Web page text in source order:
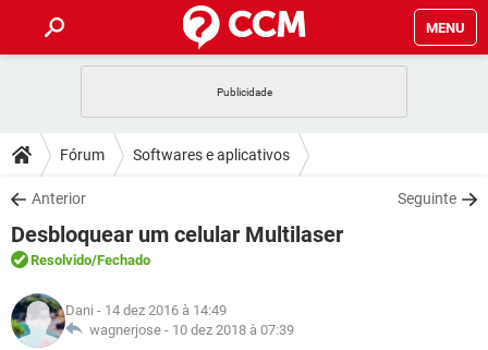
MENU
CELULAR FACEBOOK
OUTLOOK
INSTAGRAM GMAIL
GUIA DE COMPRAS
DICAS
JOGOS WHATSAPP
OUTLOOK
INSTAGRAM
GUIA DE COMPRAS
DOWNLOADS
JOGOS WHATSAPP
CELULAR
OUTLOOK
INSTAGRAM
FÓRUM
JOGOS
CELULAR FACEBOOK
GLOSSÁRIO
JOGOS
Fórum Softwares e aplicativos
Anterior Seguinte
Desbloquear um celular Multilaser
Resolvido/Fechado
Dani - 14 dez 2016 à 14:49
wagnerjose - 10 dez 2018 à 07:39